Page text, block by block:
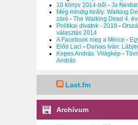
10 könyv 2014-ből - Jo
Még mindig király: Walking
záró - The Walking Dead 4.
Politikai divatok - 2018 -
választás 2014
A Facebook meg a Mérce -
Előd Laci - Darvas Iván:
Kepes András: Világkép -
András
Last.fm
Archívum